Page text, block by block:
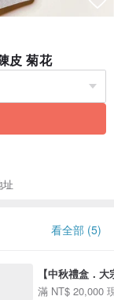
皮 菊花
看全部 (5)
【中秋禮盒．
購買「品味美食
滿 NT$ 20,000